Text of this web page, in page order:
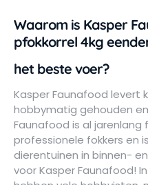
Waarom is Kasper
pfokkorrel 4kg
het beste voer?
Kasper Faunafood levert
hobbymatig gehouden
Faunafood is al
professionele fokkers en
dierentuinen in binnen-
voor Kasper Faunafood!